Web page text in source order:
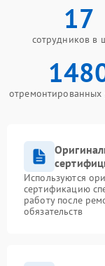
17
сотрудников в
отремонтированных
Используются
сертификацию
работу после
обязательств